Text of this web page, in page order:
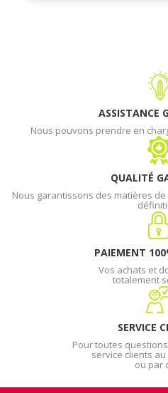
ASSISTANCE
Nous pouvons prendre en
QUALITÉ
Nous garantissons des matières
PAIEMENT
Vos achats et
totalement
SERVICE
Pour toutes
service clients au
ou par